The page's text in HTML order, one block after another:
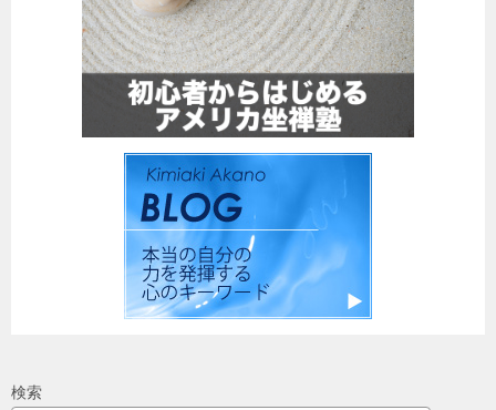
検索